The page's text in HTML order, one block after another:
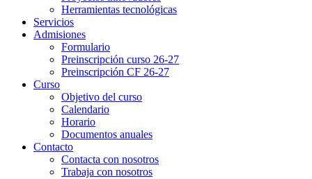
Herramientas tecnológicas
Servicios
Admisiones
Formulario
Preinscripción curso 26-27
Preinscripción CF 26-27
Curso
Objetivo del curso
Calendario
Horario
Documentos anuales
Contacto
Contacta con nosotros
Trabaja con nosotros